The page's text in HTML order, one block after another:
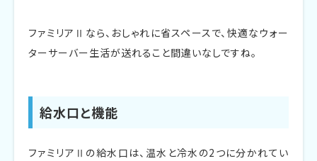
ファミリアⅡなら、おしゃれに省スペースで、快適なウォー
ターサーバー生活が送れること間違いなしですね。
給水口と機能
ファミリアⅡの給水口は、温水と冷水の2つに分かれてい